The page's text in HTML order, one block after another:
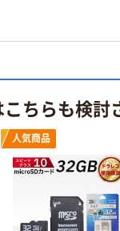
ちらも検討
人気商品